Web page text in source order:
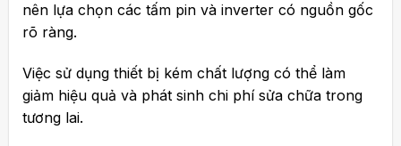
nên lựa chọn các tấm pin và inverter có nguồn gốc
rõ ràng.
Việc sử dụng thiết bị kém chất lượng có thể làm
giảm hiệu quả và phát sinh chi phí sửa chữa trong
tương lai.